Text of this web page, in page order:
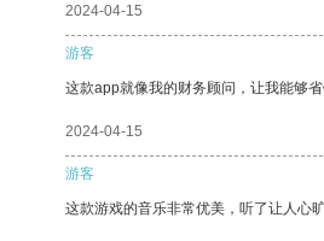
2024-04-15
游客
这款app就像我的财务顾问，让我能够省
2024-04-15
游客
这款游戏的音乐非常优美，听了让人心旷